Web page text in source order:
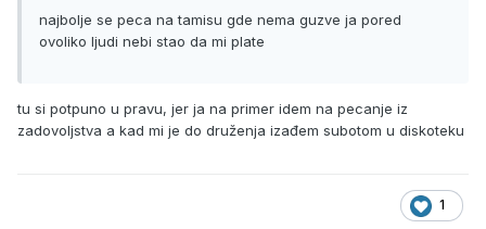
najbolje se peca na tamisu gde nema guzve ja pored
ovoliko ljudi nebi stao da mi plate
tu si potpuno u pravu, jer ja na primer idem na pecanje iz
zadovoljstva a kad mi je do druženja izađem subotom u diskoteku
1